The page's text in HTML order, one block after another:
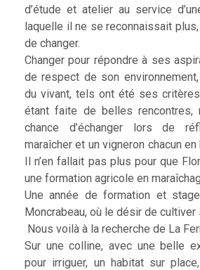
d’étude et atelier au service
laquelle il ne se reconnaissait
de changer.
Changer pour répondre à ses
de respect de son
du vivant, tels ont été ses
étant faite de belles rencontres,
chance d’échanger lors de
maraîcher et un vigneron chacun
Il n’en fallait pas plus pour que
une formation agricole en
Une année de formation et
Moncrabeau, où le désir de cultiver
Nous voilà à la recherche de La
Sur une colline, avec une belle
pour irriguer, un habitat sur